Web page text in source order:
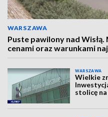
WARSZAWA
Puste pawilony nad
cenami oraz warunkami
WARSZAWA
Wielkie
stolicę